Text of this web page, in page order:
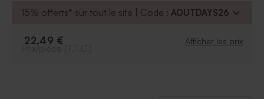
gourmand pour un anniversaire, un jubilé, une retraite
A retenir :
15% offerts* sur tout le site | Code : AOUTDAYS26
22,49 € Afficher les prix